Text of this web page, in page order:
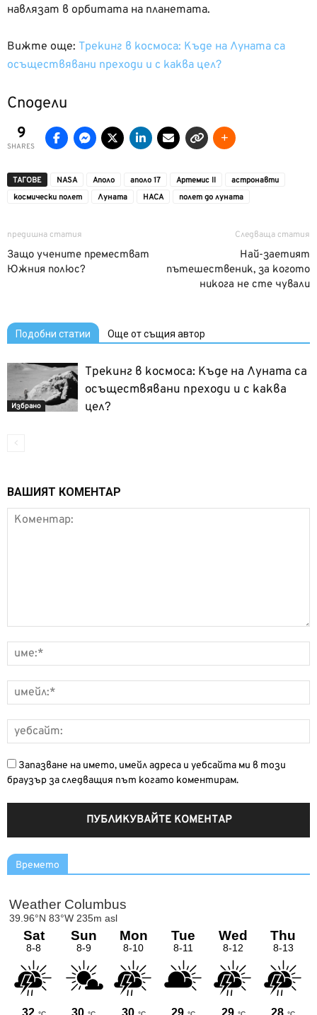
навлязат в орбитата на планетата.
Вижте още: Трекинг в космоса: Къде на Луната са
осъществявани преходи и с каква цел?
Сподели
9
SHARES
ТАГОВЕ NASA Аполо аполо 17 Артемис II
астронавти
космически полет
Луната НАСА полет до луната
предишна статия
Защо учените преместват
Южния полюс?
Следваща статия
Най-заетият
пътешественик, за когото
никога не сте чували
Подобни статии Още от същия автор
Избрано
Трекинг в космоса: Къде на Луната са
осъществявани преходи и с каква
цел?
ВАШИЯТ КОМЕНТАР
Запазване на името, имейл адреса и уебсайта ми в този
браузър за следващия път когато коментирам.
Времето